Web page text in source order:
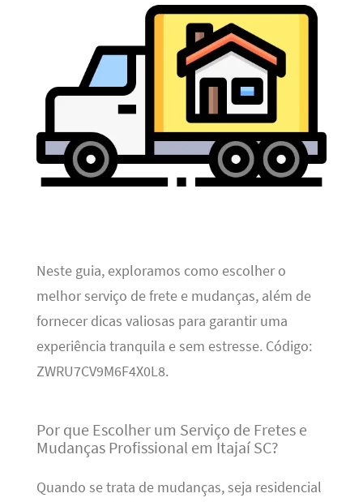
Neste guia, exploramos como escolher o
melhor serviço de frete e mudanças, além de
fornecer dicas valiosas para garantir uma
experiência tranquila e sem estresse. Código:
ZWRU7CV9M6F4X0L8.
Por que Escolher um Serviço de Fretes e
Mudanças Profissional em Itajaí SC?
Quando se trata de mudanças, seja residencial